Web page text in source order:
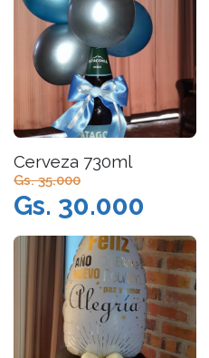
Cerveza 730ml
Gs. 35.000
Gs. 30.000